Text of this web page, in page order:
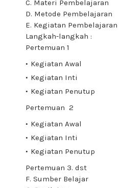
C. Materi Pembelajaran
D. Metode Pembelajaran
E. Kegiatan Pembelajaran
Langkah-langkah :
Pertemuan 1
Kegiatan Awal
Kegiatan Inti
Kegiatan Penutup
Pertemuan 2
Kegiatan Awal
Kegiatan Inti
Kegiatan Penutup
Pertemuan 3. dst
F. Sumber Belajar